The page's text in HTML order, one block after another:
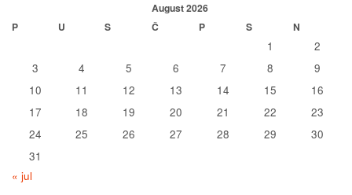
August 2026
P
U S Č P S N
1
2
3
4 5 6 7 8
9
10
11 12 13 14 15
16
17
18 19 20 21 22
23
24
25 26 27 28 29
30
31
« jul